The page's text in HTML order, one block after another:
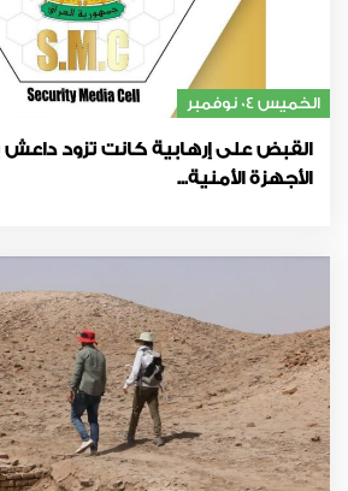
الخميس 04 نوفمبر
القبض على إرهابية كانت تزود
الأجهزة الأمنية...